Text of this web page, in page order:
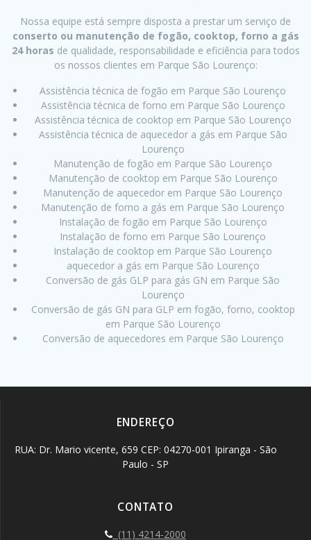
Nossa equipe está sempre disposta a prestar um serviço de
conserto ou manutenção de fogão, cooktop, forno a gás
24 horas de qualidade, responsabilidade e eficiência para todos
os nossos clientes em Parque São Lourenço:
Assistência técnica de fogão em Parque São Lourenço
Assistência técnica de forno em Parque São Lourenço
Assistência técnica de cooktop em Parque São Lourenço
Assistência técnica de aquecedor a gás em Parque São
Lourenço
Manutenção de fogão em Parque São Lourenço
Manutenção de cooktop em Parque São Lourenço
Manutenção de aquecedor em Parque São Lourenço
Manutenção de forno a gás em Parque São Lourenço
Instalação de fogão em Parque São Lourenço
Instalação de forno em Parque São Lourenço
Instalação de cooktop em Parque São Lourenço
aquecedor a gás em Parque São Lourenço
Conversão de gás GLP para gás GN em Parque São
Lourenço
Conversão de gás GN para GLP em fogão, forno, cooktop
em Parque São Lourenço
Conversão de aquecedores em Parque São Lourenço
ENDEREÇO
RUA: Dr. Mario vicente, 659 CEP: 04270-001 Ipiranga - São
Paulo - SP
CONTATO
(11) 4214-2000